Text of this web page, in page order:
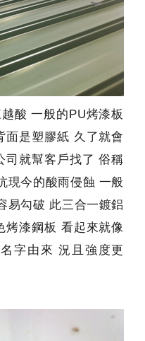
酸 一般的PU烤漆板
面是塑膠紙 久了就會
司就幫客戶找了 俗稱
現今的酸雨侵蝕 一般
易勾破 此三合一鍍鋁
烤漆鋼板 看起來就像
字由來 況且強度更